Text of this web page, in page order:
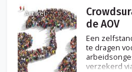
Artikel
de AOV
Een
te dragen
verzekerd